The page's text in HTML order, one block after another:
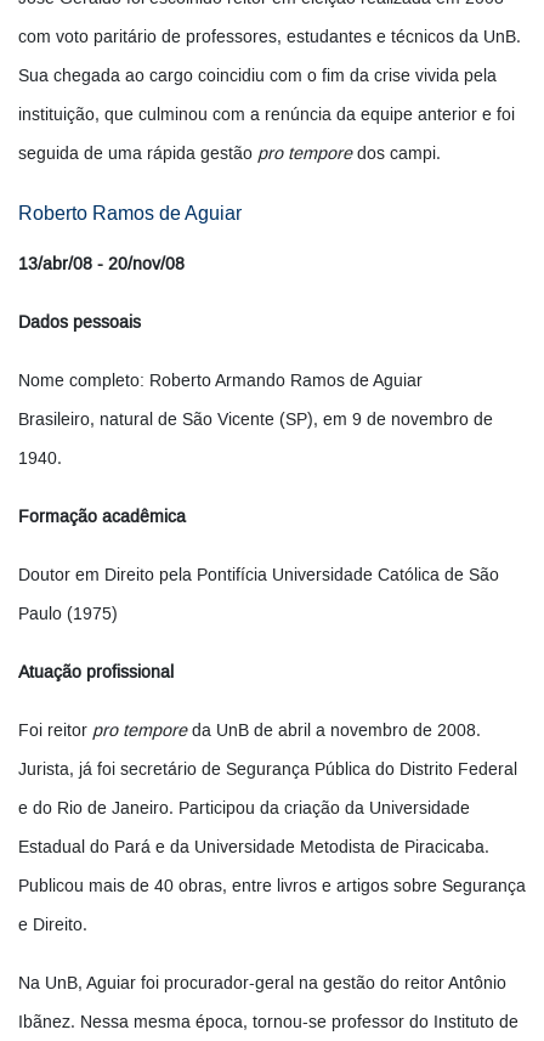
com voto paritário de professores, estudantes e técnicos da UnB.
Sua chegada ao cargo coincidiu com o fim da crise vivida pela
instituição, que culminou com a renúncia da equipe anterior e foi
seguida de uma rápida gestão pro temporedos campi.
Roberto Ramos de Aguiar
13/abr/08 - 20/nov/08
Dados pessoais
Nome completo: Roberto Armando Ramos de Aguiar
Brasileiro, natural de São Vicente (SP), em 9 de novembro de
1940.
Formação acadêmica
Doutor em Direito pela Pontifícia Universidade Católica de São
Paulo (1975)
Atuação profissional
Foi reitor pro temporeda UnB de abril a novembro de 2008.
Jurista, já foi secretário de Segurança Pública do Distrito Federal
e do Rio de Janeiro. Participou da criação da Universidade
Estadual do Pará e da Universidade Metodista de Piracicaba.
Publicou mais de 40 obras, entre livros e artigos sobre Segurança
e Direito.
Na UnB, Aguiar foi procurador-geral na gestão do reitor Antônio
Ibãnez. Nessa mesma época, tornou-se professor do Instituto de